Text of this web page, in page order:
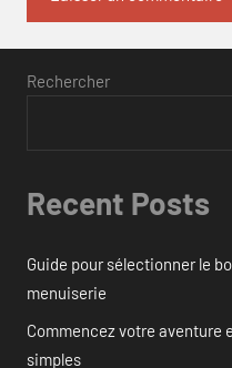
Rechercher
Recent Posts
Guide pour sélectionner le
menuiserie
Commencez votre aventure
simples